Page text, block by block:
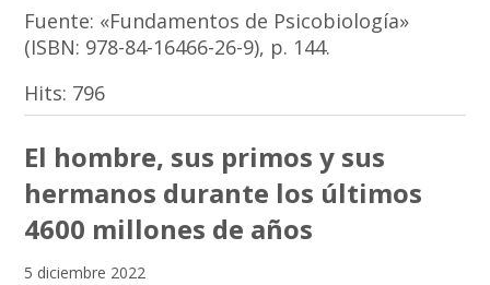
Fuente: «Fundamentos de Psicobiología»
(ISBN: 978-84-16466-26-9), p. 144.
Hits: 796
El hombre, sus primos y sus
hermanos durante los últimos
4600 millones de años
5 diciembre 2022